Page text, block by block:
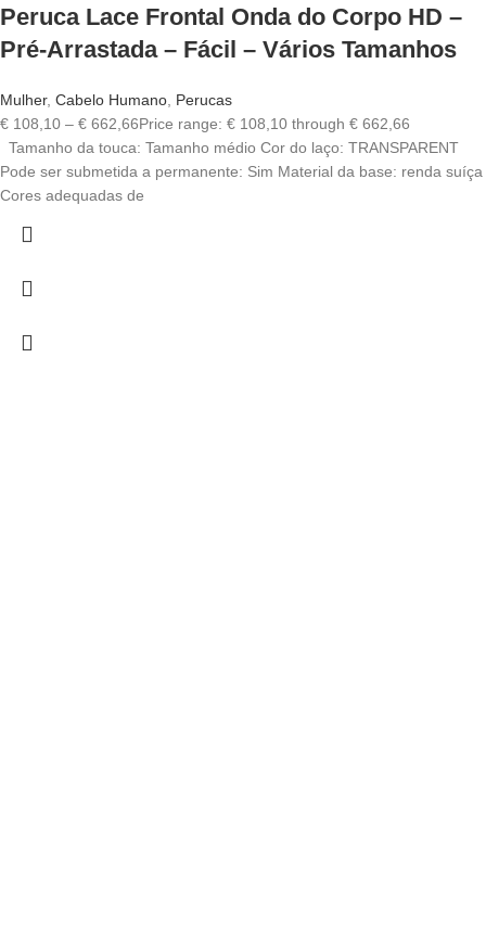
Peruca Lace Frontal Onda do Corpo HD –
Pré-Arrastada – Fácil – Vários Tamanhos
Mulher, Cabelo Humano, Perucas
€ 108,10 – € 662,66Price range: € 108,10 through € 662,66
Tamanho da touca: Tamanho médio Cor do laço: TRANSPARENT
Pode ser submetida a permanente: Sim Material da base: renda suíça
Cores adequadas de